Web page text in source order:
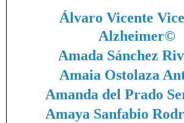
Álvaro Vicente
Alzheimer©
Amada Sánchez
Amaia Ostolaza
Amanda del Prado
Amaya Sanfabio